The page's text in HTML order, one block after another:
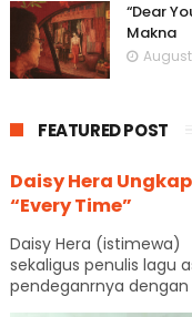
“Dear
Makna
FEATURED POST
Daisy Hera
“Every Time”
Daisy Hera (istimewa)
sekaligus penulis lagu
pendeganrnya dengan